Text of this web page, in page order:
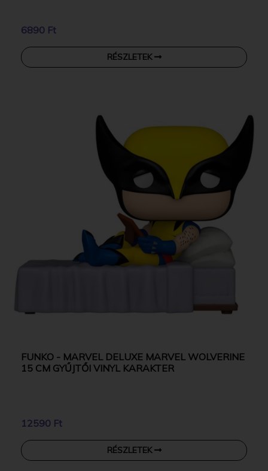
6890 Ft
RÉSZLETEK
FUNKO - MARVEL DELUXE MARVEL WOLVERINE
15 CM GYŰJTŐI VINYL KARAKTER
12590 Ft
RÉSZLETEK